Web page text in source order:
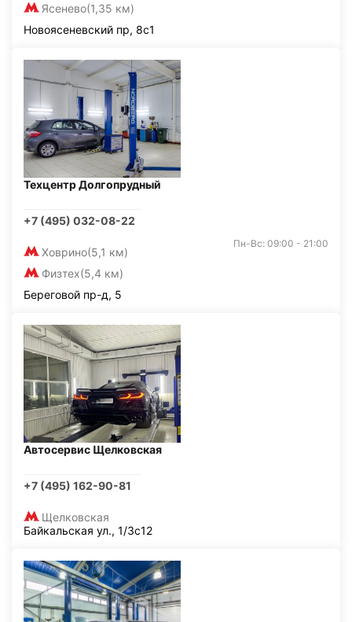
Ясенево(1,35 км)
Новоясеневский пр, 8с1
Техцентр Долгопрудный
+7 (495) 032-08-22
Ховрино(5,1 км)
Физтех(5,4 км)
Пн-Вс: 09:00 - 21:00
Береговой пр-д, 5
Автосервис Щелковская
+7 (495) 162-90-81
Щелковская
Байкальская ул., 1/3с12